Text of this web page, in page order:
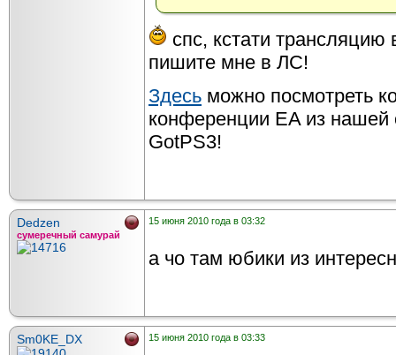
спс, кстати трансляцию
пишите мне в ЛС!
Здесь можно посмотреть
конференции EA из
GotPS3!
Dedzen
сумеречный самурай
15 июня 2010 года в 03:32
а чо там юбики из
Sm0KE_DX 15 июня 2010 года в 03:33